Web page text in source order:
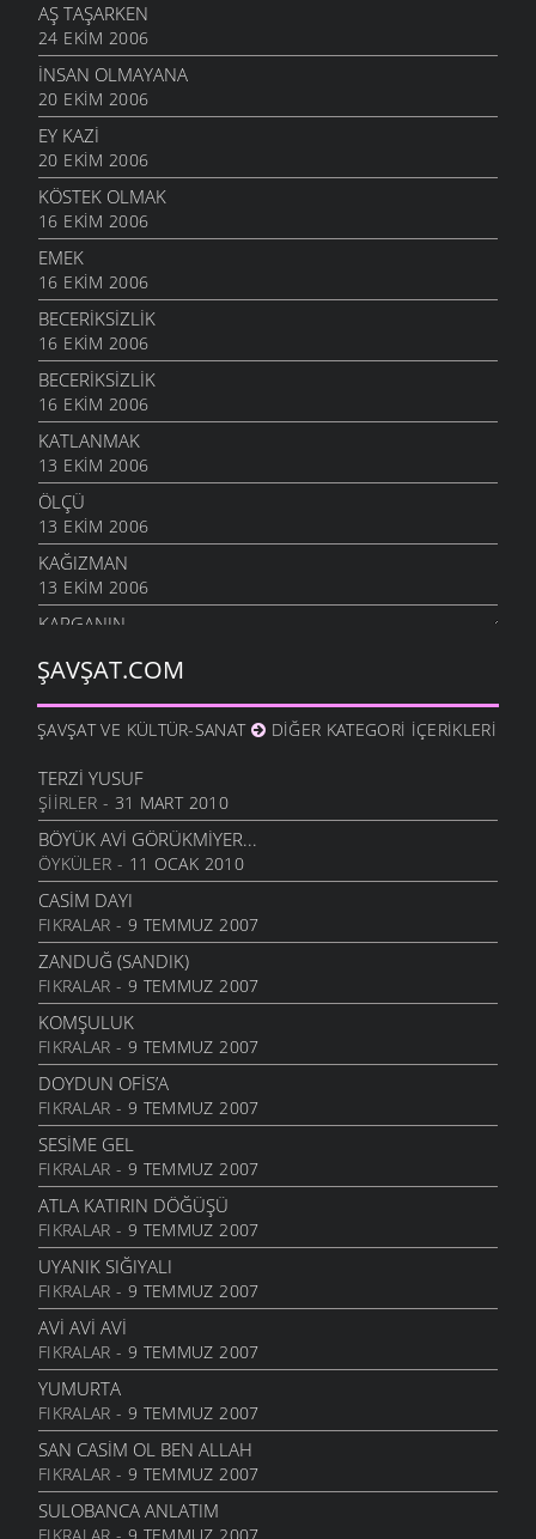
AŞ TAŞARKEN
24 EKIM 2006
İNSAN OLMAYANA
20 EKIM 2006
EY KAZI
20 EKIM 2006
KÖSTEK OLMAK
16 EKIM 2006
EMEK
16 EKIM 2006
BECERIKSIZLIK
16 EKIM 2006
BECERIKSIZLIK
16 EKIM 2006
KATLANMAK
13 EKIM 2006
ÖLÇÜ
13 EKIM 2006
KAĞIZMAN
13 EKIM 2006
KARGANIN
SIÇANDAN DOĞAN
7 EKIM 2006
URUSUN BEŞ KAPIKI
7 EKIM 2006
HARMANA GIREN
7 EKIM 2006
OTARDIĞIM DANA
7 EKIM 2006
HEM HIZAN
6 EKIM 2006
SIZDE
13 EYLÜL 2006
KIZ
12 EYLÜL 2006
KAÇKÇA
25 AĞUSTOS 2006
QAYIŞA SOR
25 AĞUSTOS 2006
BINAN XAM ZANMIŞ
25 AĞUSTOS 2006
KIMIN
25 AĞUSTOS 2006
İBDIN ETMA
25 AĞUSTOS 2006
GOTUNA BAHMIYER
25 AĞUSTOS 2006
SIYASILERE ITHAF
22 AĞUSTOS 2006
ŞAVŞAT.COM
ŞAVŞAT VE KÜLTÜR-SANAT DIĞER KATEGORI İÇERIKLERI
TERZI YUSUF
ŞIIRLER - 31 MART 2010
BÖYÜK AVI GÖRÜKMIYER...
ÖYKÜLER - 11 OCAK 2010
CASIM DAYI
FIKRALAR - 9 TEMMUZ 2007
ZANDUĞ (SANDIK)
FIKRALAR - 9 TEMMUZ 2007
KOMŞULUK
FIKRALAR - 9 TEMMUZ 2007
DOYDUN OFIS’A
FIKRALAR - 9 TEMMUZ 2007
SESIME GEL
FIKRALAR - 9 TEMMUZ 2007
ATLA KATIRIN DÖĞÜŞÜ
FIKRALAR - 9 TEMMUZ 2007
UYANIK SIĞIYALI
FIKRALAR - 9 TEMMUZ 2007
AVI AVI AVI
FIKRALAR - 9 TEMMUZ 2007
YUMURTA
FIKRALAR - 9 TEMMUZ 2007
SAN CASIM OL BEN ALLAH
FIKRALAR - 9 TEMMUZ 2007
SULOBANCA ANLATIM